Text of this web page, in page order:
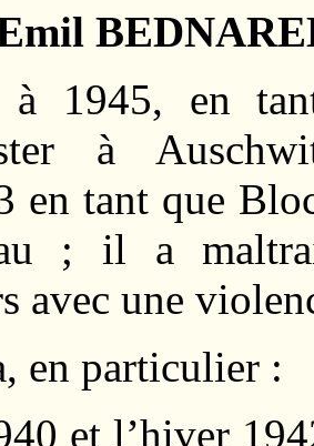
Emil
à 1945, en
à
en tant que
; il a
avec une
en particulier :
et l’hiver